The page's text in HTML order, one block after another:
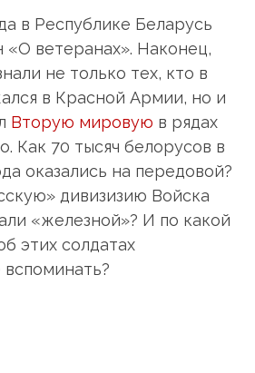
в Республике Беларусь
«О ветеранах». Наконец,
не только тех, кто в
в Красной Армии, но и
Вторую мировую в рядах
Как 70 тысяч белорусов в
оказались на передовой?
дивизизию Войска
«железной»? И по какой
этих солдатах